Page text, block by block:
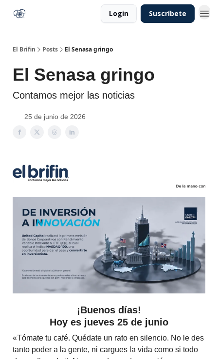
Login Suscríbete
El Brifin Posts El Senasa gringo
El Senasa gringo
Contamos mejor las noticias
25 de junio de 2026
¡Buenos días!
Hoy es jueves 25 de junio
«Tómate tu café. Quédate un rato en silencio. No le des
tanto poder a la gente, ni cargues la vida como si todo